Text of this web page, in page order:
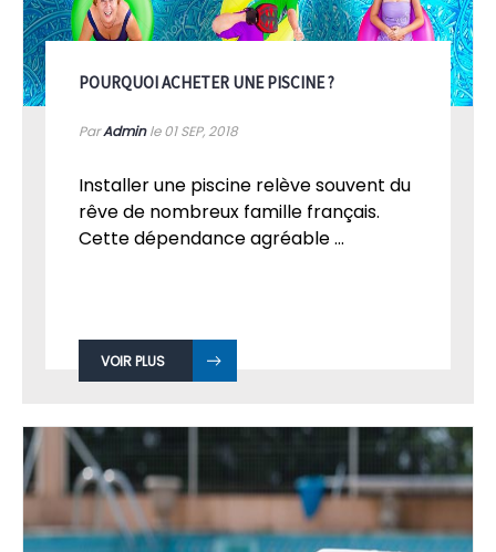
POURQUOI ACHETER UNE PISCINE ?
ParAdminle 01SEP, 2018
Installer une piscine relève souvent du
rêve de nombreux famille français.
Cette dépendance agréable ...
VOIR PLUS